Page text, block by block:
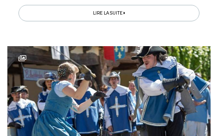
fête les 70 ans...
LIRE LA SUITE